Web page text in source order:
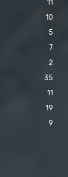
11
10
5
7
2
35
11
19
9